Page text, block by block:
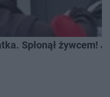
Spłonął żywcem!